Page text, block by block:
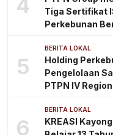
Tiga Sertifikat
Perkebunan
5
BERITA LOKAL
Holding
Pengelolaan
PTPN IV
6
BERITA LOKAL
KREASI